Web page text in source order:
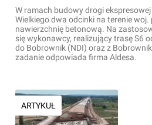
W ramach budowy drogi ekspresowej
Wielkiego dwa odcinki na terenie woj.
nawierzchnię betonową. Na
się wykonawcy, realizujący trasę S6
do Bobrownik (NDI) oraz z
zadanie odpowiada firma Aldesa.
ARTYKUŁ